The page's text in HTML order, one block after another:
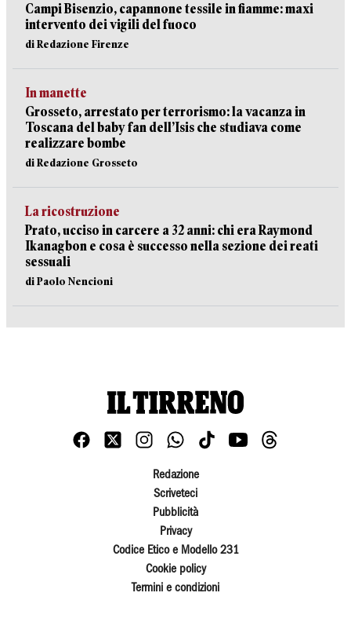
Campi Bisenzio, capannone tessile in fiamme: maxi
intervento dei vigili del fuoco
di Redazione Firenze
In manette
Grosseto, arrestato per terrorismo: la vacanza in
Toscana del baby fan dell’Isis che studiava come
realizzare bombe
di Redazione Grosseto
La ricostruzione
Prato, ucciso in carcere a 32 anni: chi era Raymond
Ikanagbon e cosa è successo nella sezione dei reati
sessuali
di Paolo Nencioni
Redazione
Scriveteci
Pubblicità
Privacy
Codice Etico e Modello 231
Cookie policy
Termini e condizioni